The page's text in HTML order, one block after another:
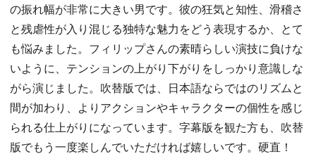
の振れ幅が非常に大きい男です。彼の狂気と知性、滑稽さ
と残虐性が入り混じる独特な魅力をどう表現するか、とて
も悩みました。フィリップさんの素晴らしい演技に負けな
いように、テンションの上がり下がりをしっかり意識しな
がら演じました。吹替版では、日本語ならではのリズムと
間が加わり、よりアクションやキャラクターの個性を感じ
られる仕上がりになっています。字幕版を観た方も、吹替
版でもう一度楽しんでいただければ嬉しいです。硬直！